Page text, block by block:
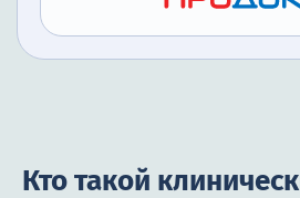
Кто такой